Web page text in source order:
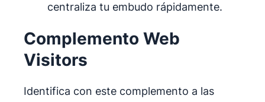
centraliza tu embudo rápidamente.
Complemento Web
Visitors
Identifica con este complemento a las